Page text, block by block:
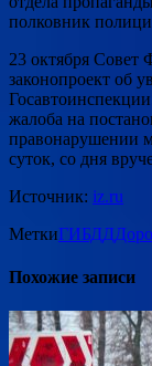
полковник
23 октября Совет
законопроект об
жалоба на
правонарушении
суток, со дня
Источник: iz.ru
МеткиГИБДД
Похожие записи